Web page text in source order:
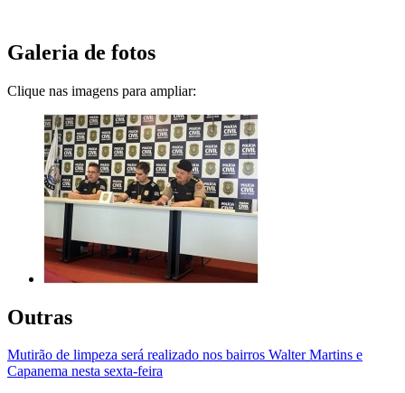
Galeria de fotos
Clique nas imagens para ampliar:
Outras
Mutirão de limpeza será realizado nos bairros Walter Martins e
Capanema nesta sexta-feira